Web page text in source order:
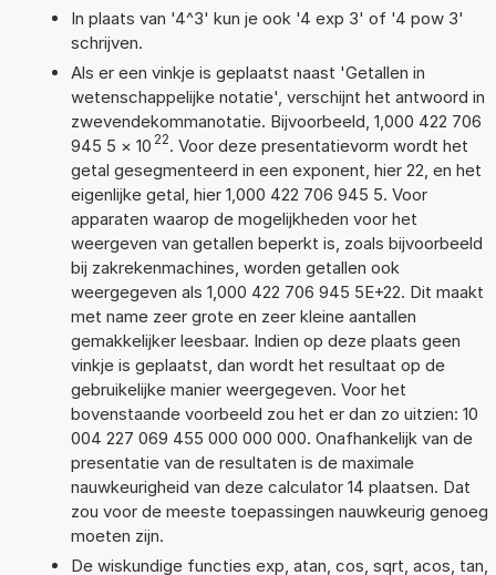
In plaats van '4^3' kun je ook '4 exp 3' of '4 pow 3'
schrijven.
Als er een vinkje is geplaatst naast 'Getallen in
wetenschappelijke notatie', verschijnt het antwoord in
zwevendekommanotatie. Bijvoorbeeld, 1,000 422 706
945 5 × 10 22. Voor deze presentatievorm wordt het
getal gesegmenteerd in een exponent, hier 22, en het
eigenlijke getal, hier 1,000 422 706 945 5. Voor
apparaten waarop de mogelijkheden voor het
weergeven van getallen beperkt is, zoals bijvoorbeeld
bij zakrekenmachines, worden getallen ook
weergegeven als 1,000 422 706 945 5E+22. Dit maakt
met name zeer grote en zeer kleine aantallen
gemakkelijker leesbaar. Indien op deze plaats geen
vinkje is geplaatst, dan wordt het resultaat op de
gebruikelijke manier weergegeven. Voor het
bovenstaande voorbeeld zou het er dan zo uitzien: 10
004 227 069 455 000 000 000. Onafhankelijk van de
presentatie van de resultaten is de maximale
nauwkeurigheid van deze calculator 14 plaatsen. Dat
zou voor de meeste toepassingen nauwkeurig genoeg
moeten zijn.
De wiskundige functies exp, atan, cos, sqrt, acos, tan,